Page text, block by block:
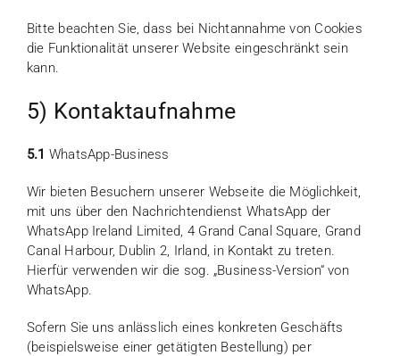
Bitte beachten Sie, dass bei Nichtannahme von Cookies
die Funktionalität unserer Website eingeschränkt sein
kann.
5) Kontaktaufnahme
5.1 WhatsApp-Business
Wir bieten Besuchern unserer Webseite die Möglichkeit,
mit uns über den Nachrichtendienst WhatsApp der
WhatsApp Ireland Limited, 4 Grand Canal Square, Grand
Canal Harbour, Dublin 2, Irland, in Kontakt zu treten.
Hierfür verwenden wir die sog. „Business-Version“ von
WhatsApp.
Sofern Sie uns anlässlich eines konkreten Geschäfts
(beispielsweise einer getätigten Bestellung) per